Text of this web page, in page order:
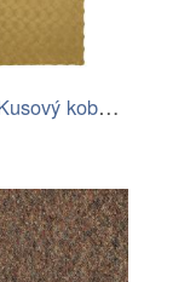
Obsession, Kusový koberec Diamond Cut…